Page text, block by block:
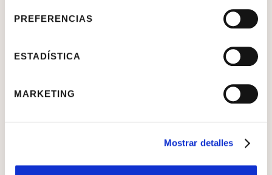
PREFERENCIAS
ESTADÍSTICA
MARKETING
Mostrar detalles